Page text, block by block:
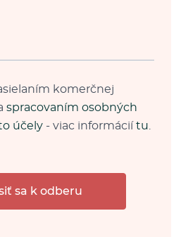
komerčnej
spracovaním osobných
účely - viac informácií tu
sa k odberu